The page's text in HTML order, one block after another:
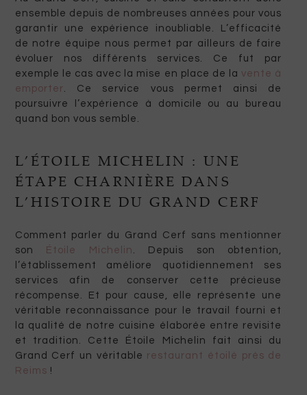
ensemble depuis de nombreuses années pour vous
garantir une expérience inoubliable. L’efficacité
de notre équipe nous permet par ailleurs de faire
évoluer nos différents services. Ce fut par
exemple le cas avec la mise en place de la vente à
emporter . Ce service vous permet ainsi de
poursuivre l’expérience à domicile ou au bureau
quand bon vous semble.
L’ÉTOILE MICHELIN : UNE
ÉTAPE CHARNIÈRE DANS
L’HISTOIRE DU GRAND CERF
Comment parler du Grand Cerf sans mentionner
son
Étoile Michelin . Depuis son obtention,
l’établissement améliore quotidiennement ses
services afin de conserver cette précieuse
récompense. Et pour cause, elle représente une
véritable reconnaissance pour le travail fourni et
la qualité de notre cuisine élaborée entre revisite
et tradition. Cette Étoile Michelin fait ainsi du
Grand Cerf un véritable restaurant étoilé près de
Reims !